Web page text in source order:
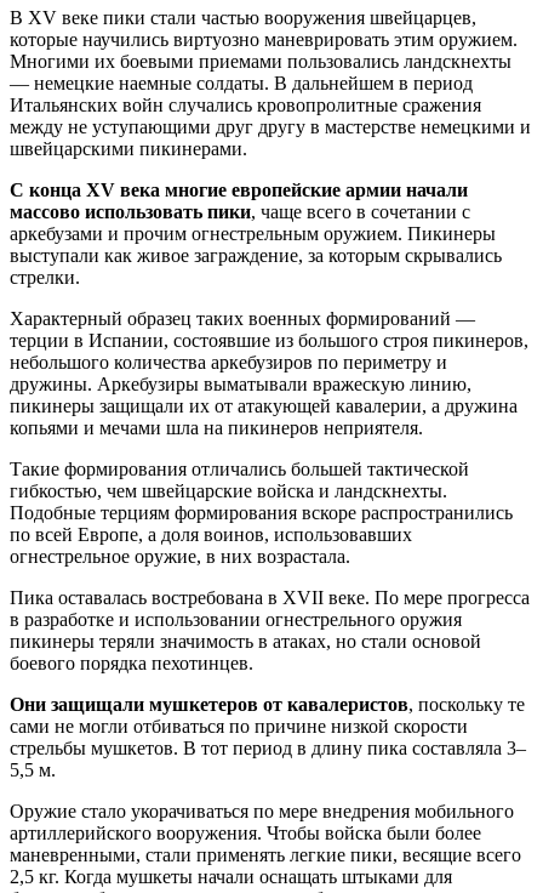
В XV веке пики стали частью вооружения швейцарцев,
которые научились виртуозно маневрировать этим оружием.
Многими их боевыми приемами пользовались ландскнехты
— немецкие наемные солдаты. В дальнейшем в период
Итальянских войн случались кровопролитные сражения
между не уступающими друг другу в мастерстве немецкими и
швейцарскими пикинерами.
С конца XV века многие европейские армии начали
массово использовать пики, чаще всего в сочетании с
аркебузами и прочим огнестрельным оружием. Пикинеры
выступали как живое заграждение, за которым скрывались
стрелки.
Характерный образец таких военных формирований —
терции в Испании, состоявшие из большого строя пикинеров,
небольшого количества аркебузиров по периметру и
дружины. Аркебузиры выматывали вражескую линию,
пикинеры защищали их от атакующей кавалерии, а дружина
копьями и мечами шла на пикинеров неприятеля.
Такие формирования отличались большей тактической
гибкостью, чем швейцарские войска и ландскнехты.
Подобные терциям формирования вскоре распространились
по всей Европе, а доля воинов, использовавших
огнестрельное оружие, в них возрастала.
Пика оставалась востребована в XVII веке. По мере прогресса
в разработке и использовании огнестрельного оружия
пикинеры теряли значимость в атаках, но стали основой
боевого порядка пехотинцев.
Они защищали мушкетеров от кавалеристов, поскольку те
сами не могли отбиваться по причине низкой скорости
стрельбы мушкетов. В тот период в длину пика составляла 3–
5,5 м.
Оружие стало укорачиваться по мере внедрения мобильного
артиллерийского вооружения. Чтобы войска были более
маневренными, стали применять легкие пики, весящие всего
2,5 кг. Когда мушкеты начали оснащать штыками для